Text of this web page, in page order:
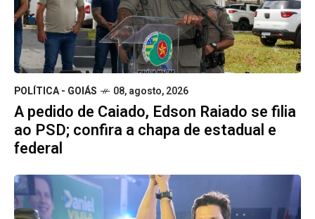
POLÍTICA - GOIÁS 08, agosto, 2026
A pedido de Caiado, Edson Raiado se filia
ao PSD; confira a chapa de estadual e
federal